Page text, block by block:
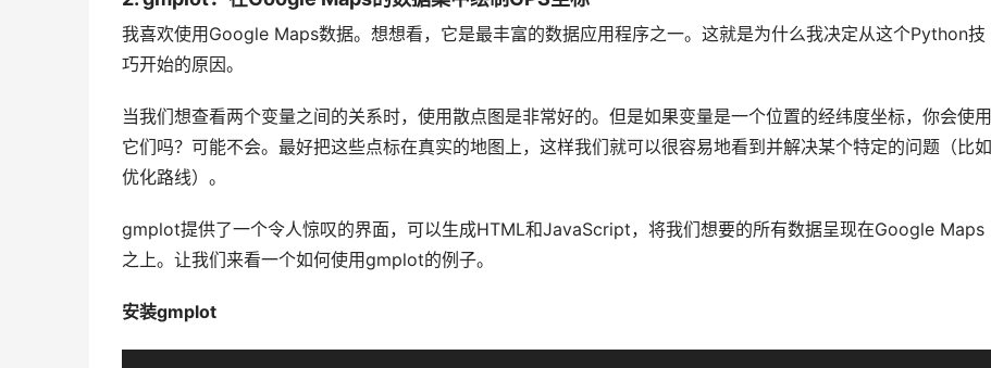
我喜欢使用Google Maps数据。想想看，它是最丰富的数据应用程序之一。这就是为什么我决定从这个Python技
巧开始的原因。
当我们想查看两个变量之间的关系时，使用散点图是非常好的。但是如果变量是一个位置的经纬度坐标，你会使用
它们吗？可能不会。最好把这些点标在真实的地图上，这样我们就可以很容易地看到并解决某个特定的问题（比如
优化路线）。
gmplot提供了一个令人惊叹的界面，可以生成HTML和JavaScript，将我们想要的所有数据呈现在Google Maps
之上。让我们来看一个如何使用gmplot的例子。
安装gmplot